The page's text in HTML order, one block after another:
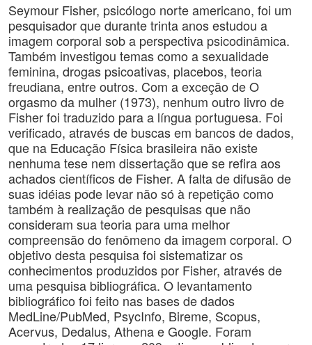
Seymour Fisher, psicólogo norte americano, foi um
pesquisador que durante trinta anos estudou a
imagem corporal sob a perspectiva psicodinâmica.
Também investigou temas como a sexualidade
feminina, drogas psicoativas, placebos, teoria
freudiana, entre outros. Com a exceção de O
orgasmo da mulher (1973), nenhum outro livro de
Fisher foi traduzido para a língua portuguesa. Foi
verificado, através de buscas em bancos de dados,
que na Educação Física brasileira não existe
nenhuma tese nem dissertação que se refira aos
achados científicos de Fisher. A falta de difusão de
suas idéias pode levar não só à repetição como
também à realização de pesquisas que não
consideram sua teoria para uma melhor
compreensão do fenômeno da imagem corporal. O
objetivo desta pesquisa foi sistematizar os
conhecimentos produzidos por Fisher, através de
uma pesquisa bibliográfica. O levantamento
bibliográfico foi feito nas bases de dados
MedLine/PubMed, PsycInfo, Bireme, Scopus,
Acervus, Dedalus, Athena e Google. Foram